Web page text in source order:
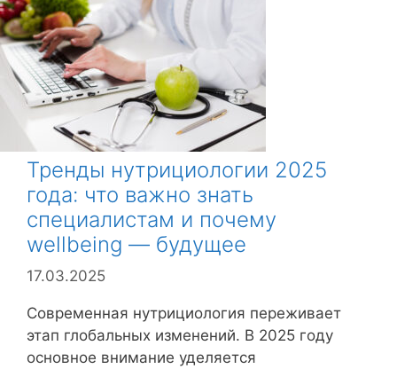
р
и
к
и
Тренды нутрициологии 2025
года: что важно знать
специалистам и почему
wellbeing — будущее
17.03.2025
Современная нутрициология переживает
этап глобальных изменений. В 2025 году
основное внимание уделяется